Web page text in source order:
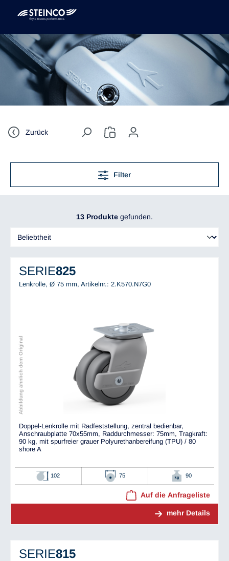
Zurück
Filter
13 Produkte gefunden.
SERIE825
Lenkrolle, Ø 75 mm, Artikelnr.: 2.K570.N7G0
Abbildung ähnlich dem Original
Doppel-Lenkrolle mit Radfeststellung, zentral bedienbar,
Anschraubplatte 70x55mm, Raddurchmesser: 75mm, Tragkraft:
90 kg, mit spurfreier grauer Polyurethanbereifung (TPU) / 80
shore A
102 75 90
Auf die Anfrageliste
mehr Details
SERIE815